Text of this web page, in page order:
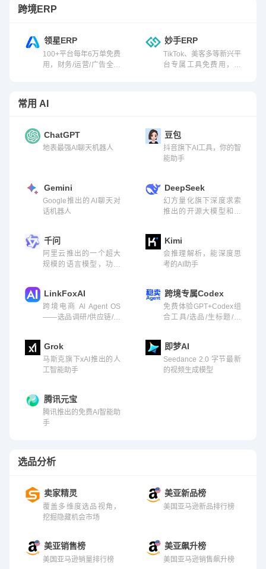
跨境ERP
领星ERP
100+平台每年6万单免费
用，财务/运营/广告全覆
妙手ERP
TikTok、美客多等新兴平
台专属工具免费用，含
常用 AI
ChatGPT
地表最强AI聊天机器人
豆包
抖音旗下AI工具，你的智
能助手
Gemini
Google推出的AI聊天对
话机器人
DeepSeek
幻方量化旗下深度求索
推出的开源大模型和聊
千问
阿里云推出的一个超大
规模的语言模型，功能
理解、多语言支持
Kimi
会推理解析，能深度思
考的AI助手
LinkFoxAI
跨境电商 Al Agent OS
——选品调研/供应链/侵
跨境专属Codex
免费体验GPT+Codex组
合工具/选品/生标题/生
Grok
马斯克旗下xAI推出的人
工智能助手
即梦AI
Seedance 2.0 字节最新
的视频生成模型
腾讯元宝
腾讯推出的免费AI智能助
手
选品分析
卖家精灵
覆盖多维度选品视角，
挖掘隐藏机会市场
美亚新品榜
美国亚马逊新品排行榜
美亚销售榜
美国亚马逊销量排行榜
美亚飙升榜
美国亚马逊销售飙升榜